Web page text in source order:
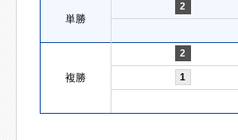
単勝
2
複勝
2
1